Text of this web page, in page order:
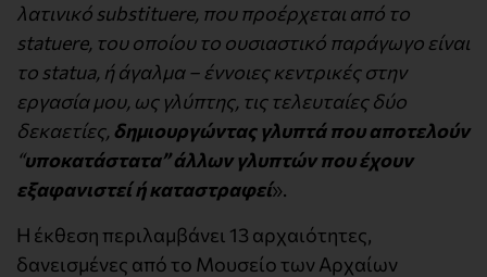
λατινικό substituere, που προέρχεται από το
statuere, του οποίου το ουσιαστικό παράγωγο είναι
το statua, ή άγαλμα – έννοιες κεντρικές στην
εργασία μου, ως γλύπτης, τις τελευταίες δύο
δεκαετίες, δημιουργώντας γλυπτά που αποτελούν
“υποκατάστατα” άλλων γλυπτών που έχουν
εξαφανιστεί ή καταστραφεί».
Η έκθεση περιλαμβάνει 13 αρχαιότητες,
δανεισμένες από το Μουσείο των Αρχαίων